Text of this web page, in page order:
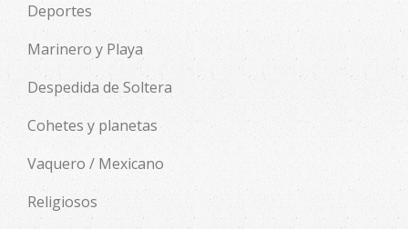
Deportes
Marinero y Playa
Despedida de Soltera
Cohetes y planetas
Vaquero / Mexicano
Religiosos